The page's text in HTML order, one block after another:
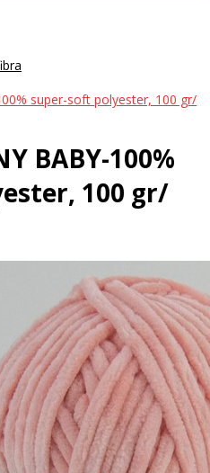
super-soft polyester, 100 gr/
BABY-100%
100 gr/